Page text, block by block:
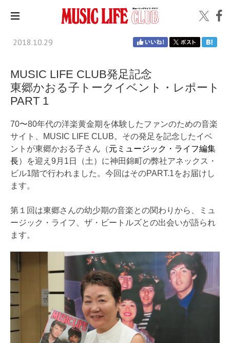
2018.10.29
MUSIC LIFE CLUB発足記念
東郷かおる子トークイベント・レポート
PART 1
70〜80年代の洋楽黄金期を体験したファンのための音楽
サイト、MUSIC LIFE CLUB。その発足を記念したイベ
ントが東郷かおる子さん（元ミュージック・ライフ編集
長）を迎え9月1日（土）に神田錦町の弊社アネックス・
ビル1階で行われました。今回はそのPART.1をお届けし
ます。
第１回は東郷さんの幼少期の音楽との関わりから、ミュ
ージック・ライフ、ザ・ビートルズとの出会いが語られ
ます。